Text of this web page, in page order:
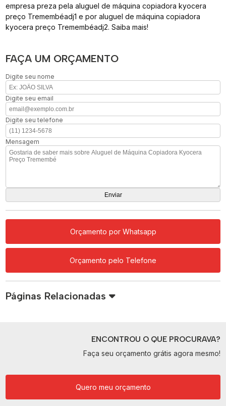
empresa preza pela aluguel de máquina copiadora kyocera
preço Tremembéadj1 e por aluguel de máquina copiadora
kyocera preço Tremembéadj2. Saiba mais!
FAÇA UM ORÇAMENTO
Digite seu nome
Digite seu email
Digite seu telefone
Mensagem
Orçamento por Whatsapp
Orçamento pelo Telefone
Páginas Relacionadas
ENCONTROU O QUE PROCURAVA?
Faça seu orçamento grátis agora mesmo!
Quero meu orçamento